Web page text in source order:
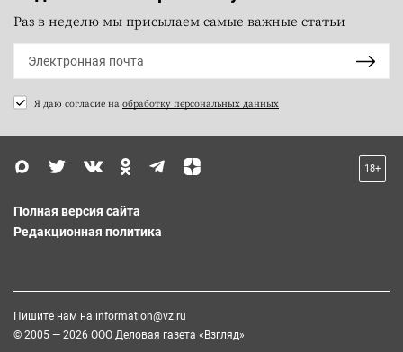
Раз в неделю мы присылаем самые важные статьи
Я даю согласие на обработку персональных данных
18+
Полная версия сайта
Редакционная политика
Пишите нам на information@vz.ru
© 2005 — 2026 ООО Деловая газета «Взгляд»